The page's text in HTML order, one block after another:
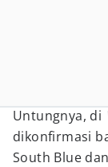
Untungnya, di
dikonfirmasi
South Blue